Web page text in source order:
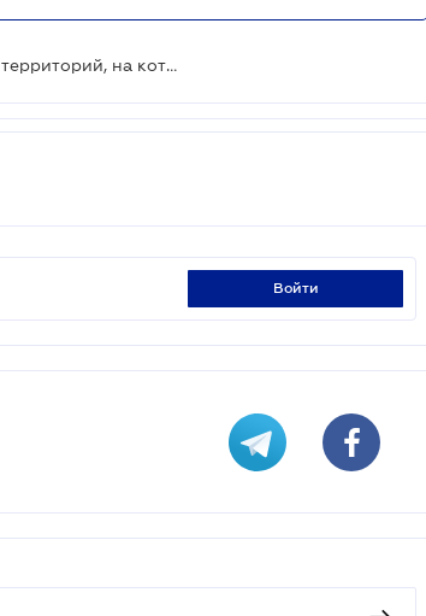
Уточнена процедура формирования перечня территорий, на которых ведутся (велись) боевые действия или временно оккупированных
войти